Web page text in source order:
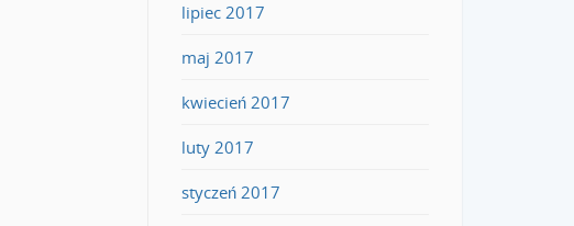
lipiec 2017
maj 2017
kwiecień 2017
luty 2017
styczeń 2017